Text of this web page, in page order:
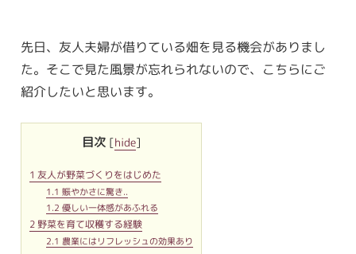
先日、友人夫婦が借りている畑を見る機会がありまし
た。そこで見た風景が忘れられないので、こちらにご
紹介したいと思います。
目次 [hide]
1 友人が野菜づくりをはじめた
1.1 賑やかさに驚き..
1.2 優しい一体感があふれる
2 野菜を育て収穫する経験
2.1 農業にはリフレッシュの効果あり